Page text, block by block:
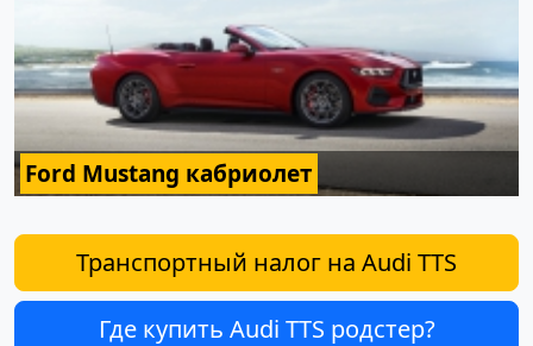
Ford Mustang кабриолет
Транспортный налог на Audi TTS
Где купить Audi TTS родстер?